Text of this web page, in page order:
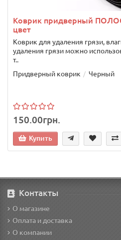
Коврик придверный
цвет
Коврик для удаления грязи,
удаления грязи можно
т..
Придверный коврик
Черный
150.00грн.
Купить
Контакты
О магазине
Оплата и доставка
О компании